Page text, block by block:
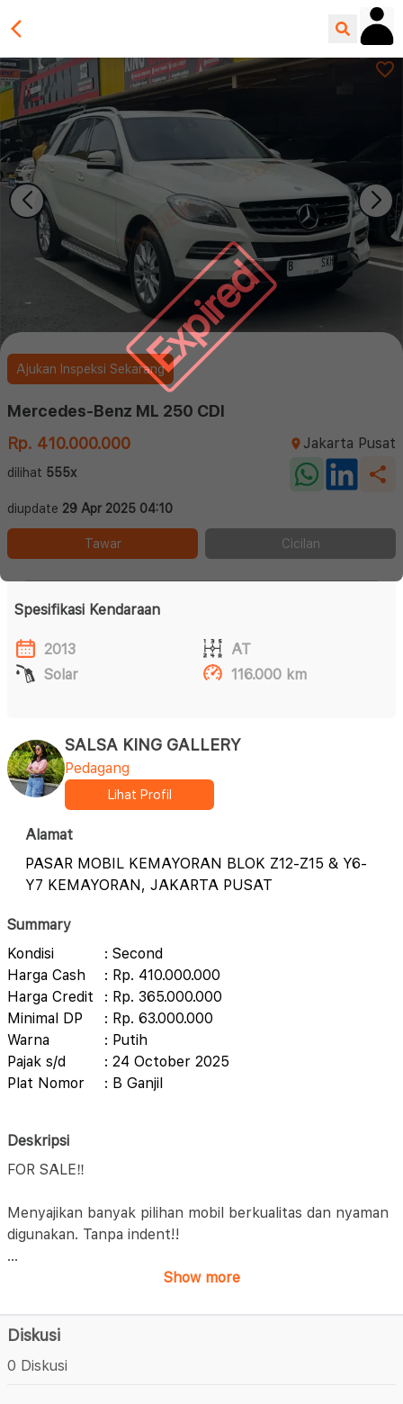
Expired
Ajukan Inspeksi Sekarang
Mercedes-Benz ML 250 CDI
Rp. 410.000.000
Jakarta Pusat
dilihat 555x
diupdate 29 Apr 2025 04:10
Tawar Cicilan
Spesifikasi Kendaraan
2013
AT
Solar
116.000 km
SALSA KING GALLERY
Pedagang
Lihat Profil
Alamat
PASAR MOBIL KEMAYORAN BLOK Z12-Z15 & Y6-
Y7 KEMAYORAN, JAKARTA PUSAT
Summary
Kondisi
: Second
Harga Cash
: Rp. 410.000.000
Harga Credit
: Rp. 365.000.000
Minimal DP
: Rp. 63.000.000
Warna
: Putih
Pajak s/d
: 24 October 2025
Plat Nomor
: B Ganjil
Deskripsi
FOR SALE‼️
Menyajikan banyak pilihan mobil berkualitas dan nyaman
digunakan. Tanpa indent!!
...
Show more
Diskusi
0 Diskusi